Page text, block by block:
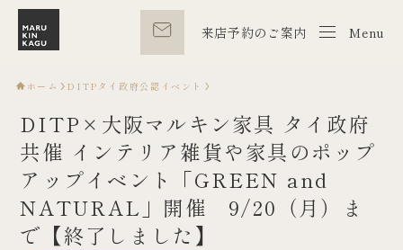
来店予約のご案内 Menu
Menu
ホーム DITPタイ政府公認イベント
DITP×大阪マルキン家具 タイ政府
共催 インテリア雑貨や家具のポップ
アップイベント「GREEN and
NATURAL」開催 9/20（月）ま
で【終了しました】